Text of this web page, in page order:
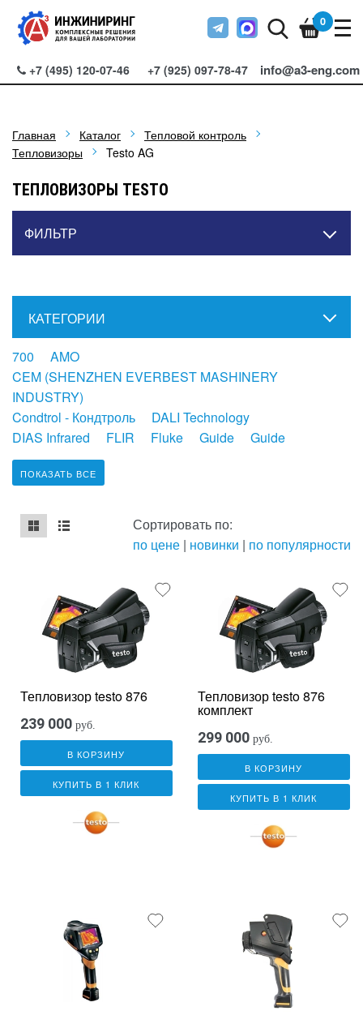
+7 (495) 120-07-46 +7 (925) 097-78-47 info@a3-eng.com
0
Главная Каталог
Тепловой контроль
Тепловизоры
Testo AG
ТЕПЛОВИЗОРЫ TESTO
ФИЛЬТР
КАТЕГОРИИ
700
AMO
CEM (SHENZHEN EVERBEST MASHINERY
INDUSTRY)
Condtrol - Кондтроль
DALI Technology
DIAS Infrared
FLIR Fluke Guide Guide
ПОКАЗАТЬ ВСЕ
mse2_chunk_default
mse2_chunk_alternate
Сортировать по:
по цене | новинки | по популярности
Тепловизор testo 876
239 000 руб.
В КОРЗИНУ
КУПИТЬ В 1 КЛИК
Тепловизор testo 876
комплект
299 000 руб.
В КОРЗИНУ
КУПИТЬ В 1 КЛИК